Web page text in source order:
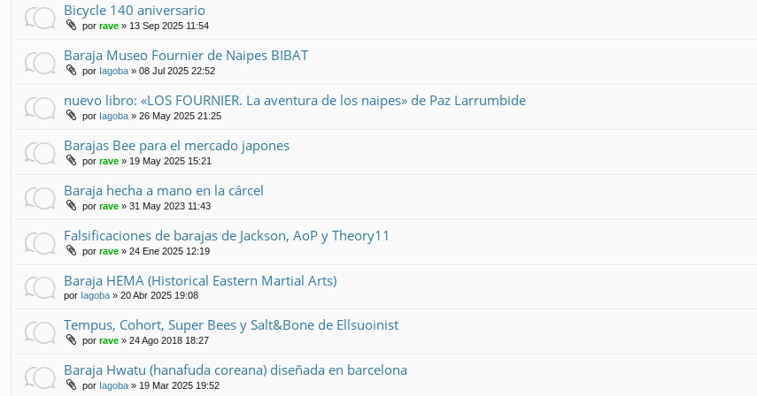
Bicycle 140 aniversario
por rave » 13 Sep 2025 11:54
Baraja Museo Fournier de Naipes BIBAT
por Iagoba » 08 Jul 2025 22:52
nuevo libro: «LOS FOURNIER. La aventura de los naipes» de Paz Larrumbide
por Iagoba » 26 May 2025 21:25
Barajas Bee para el mercado japones
por rave » 19 May 2025 15:21
Baraja hecha a mano en la cárcel
por rave » 31 May 2023 11:43
Falsificaciones de barajas de Jackson, AoP y Theory11
por rave » 24 Ene 2025 12:19
Baraja HEMA (Historical Eastern Martial Arts)
por Iagoba » 20 Abr 2025 19:08
Tempus, Cohort, Super Bees y Salt&Bone de Ellsuoinist
por rave » 24 Ago 2018 18:27
Baraja Hwatu (hanafuda coreana) diseñada en barcelona
por Iagoba » 19 Mar 2025 19:52